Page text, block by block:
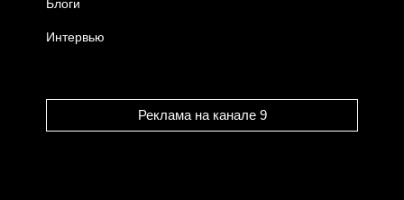
Блоги
Интервью
Реклама на канале 9